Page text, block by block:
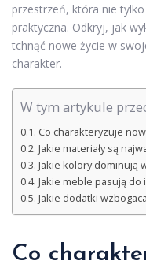
przestrzeń, która nie
praktyczna. Odkryj, jak
tchnąć nowe życie w
charakter.
W tym artykule
Co charakteryzuje
Jakie materiały są
Jakie kolory dominują
Jakie meble pasują
Jakie dodatki
Co